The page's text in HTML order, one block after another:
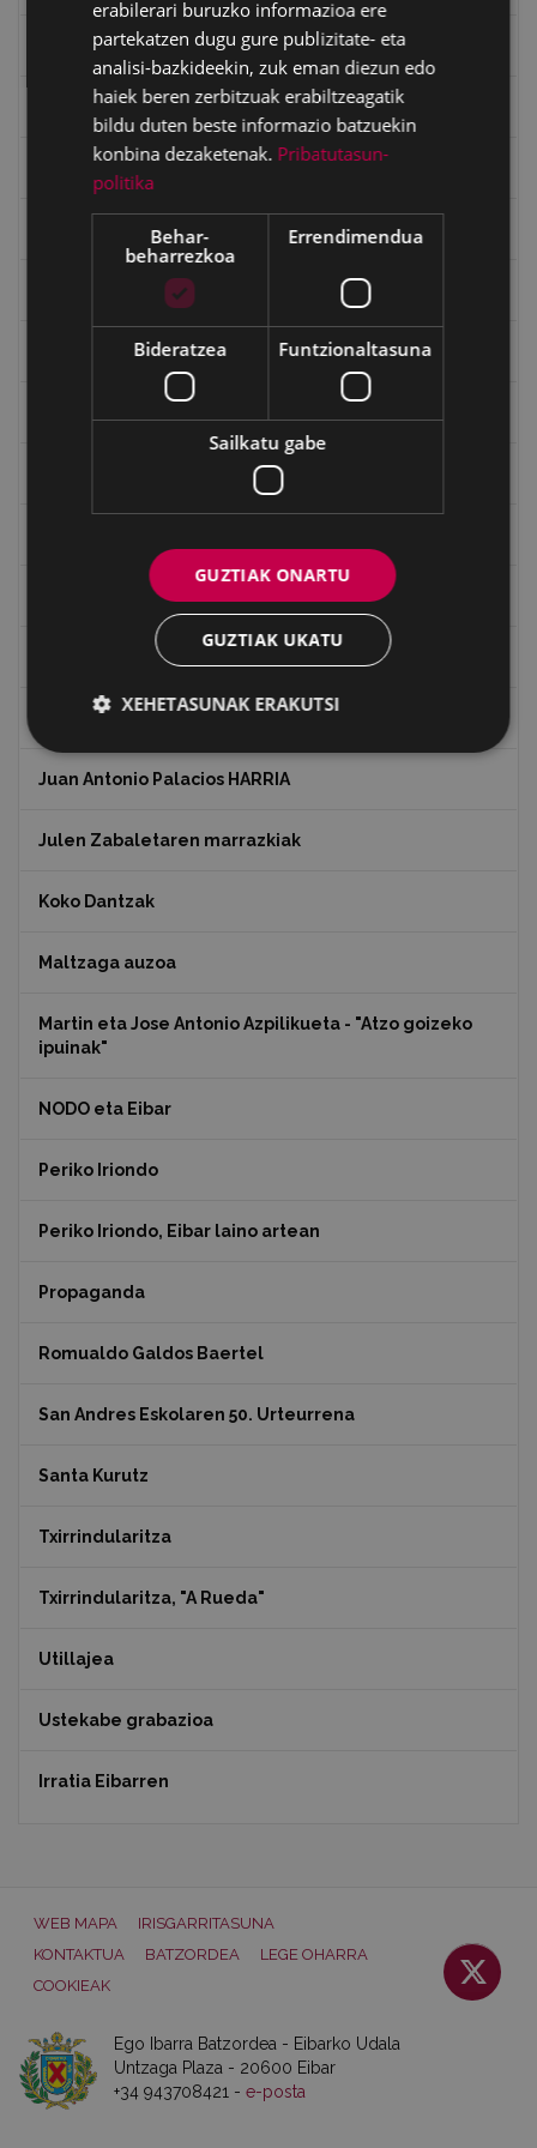
Eibarko mugarrien itzulia
Eibarko mugarrien itzulia - Iparraldea
Ignacio Zuloaga (1870-2020)
Ignazio Zuloagaren margolanak Eibarko dendetan
Indalecio Ojanguren, Gipuzkoako Foru Aldundia
Juan Antonio Palacios HARRIA
Julen Zabaletaren marrazkiak
Koko Dantzak
Maltzaga auzoa
Martin eta Jose Antonio Azpilikueta - "Atzo goizeko
ipuinak"
NODO eta Eibar
Periko Iriondo
Periko Iriondo, Eibar laino artean
Propaganda
Romualdo Galdos Baertel
San Andres Eskolaren 50. Urteurrena
Santa Kurutz
Txirrindularitza
Txirrindularitza, "A Rueda"
Utillajea
Ustekabe grabazioa
Irratia Eibarren
WEB MAPA
IRISGARRITASUNA
KONTAKTUA
BATZORDEA
LEGE OHARRA
COOKIEAK
Ego Ibarra Batzordea - Eibarko Udala
Untzaga Plaza - 20600 Eibar
+34 943708421 - e-posta
erabilerari buruzko informazioa ere
partekatzen dugu gure publizitate- eta
analisi-bazkideekin, zuk eman diezun edo
haiek beren zerbitzuak erabiltzeagatik
bildu duten beste informazio batzuekin
konbina dezaketenak. Pribatutasun-
politika
Behar-
beharrezkoa
Errendimendua
Bideratzea Funtzionaltasuna
Sailkatu gabe
GUZTIAK ONARTU
GUZTIAK UKATU
XEHETASUNAK ERAKUTSI